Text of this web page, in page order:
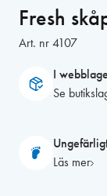
Fresh
Art. nr 4107
I
Se
Läs mer